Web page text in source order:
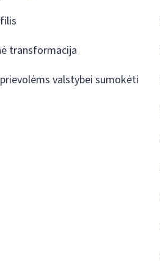
transformacija
valstybei sumokėti